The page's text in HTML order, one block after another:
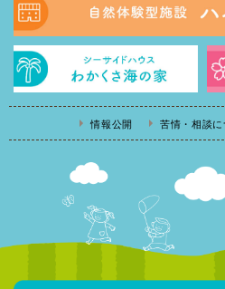
情報公開 苦情・相談に